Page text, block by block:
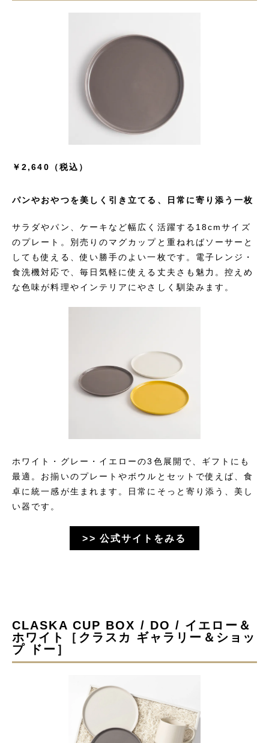
￥2,640（税込）
パンやおやつを美しく引き立てる、日常に寄り添う一枚
サラダやパン、ケーキなど幅広く活躍する18cmサイズ
のプレート。別売りのマグカップと重ねればソーサーと
しても使える、使い勝手のよい一枚です。電子レンジ・
食洗機対応で、毎日気軽に使える丈夫さも魅力。控えめ
な色味が料理やインテリアにやさしく馴染みます。
ホワイト・グレー・イエローの3色展開で、ギフトにも
最適。お揃いのプレートやボウルとセットで使えば、食
卓に統一感が生まれます。日常にそっと寄り添う、美し
い器です。​
>> 公式サイトをみる
CLASKA CUP BOX / DO / イエロー＆
ホワイト［クラスカ ギャラリー＆ショッ
プ ドー］